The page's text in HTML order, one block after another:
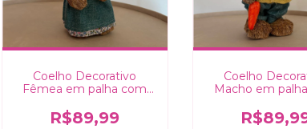
Coelho Decorativo
Fêmea em palha com
R$89,99
Coelho
Macho em